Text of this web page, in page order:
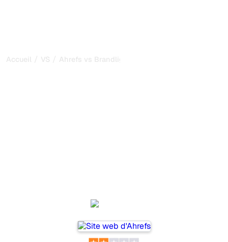
Accueil / VS / Ahrefs vs Brandlight.ai